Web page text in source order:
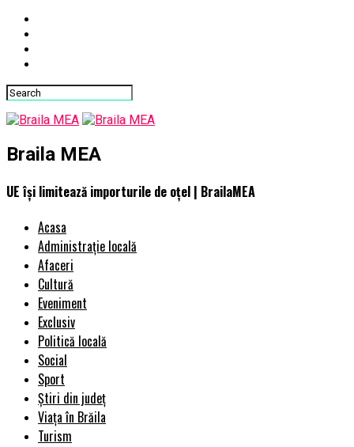
Braila MEA
UE își limitează importurile de oțel | BrailaMEA
Acasa
Administrație locală
Afaceri
Cultură
Eveniment
Exclusiv
Politică locală
Social
Sport
Știri din județ
Viața în Brăila
Turism